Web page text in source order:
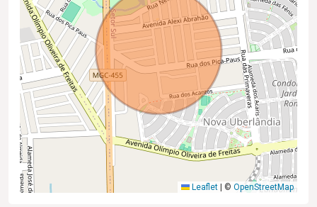
Leaflet | © OpenStreetMap